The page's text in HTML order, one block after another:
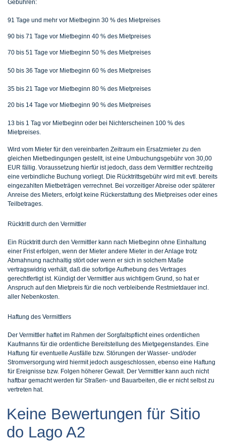
Gebühren:
91 Tage und mehr vor Mietbeginn 30 % des Mietpreises
90 bis 71 Tage vor Mietbeginn 40 % des Mietpreises
70 bis 51 Tage vor Mietbeginn 50 % des Mietpreises
50 bis 36 Tage vor Mietbeginn 60 % des Mietpreises
35 bis 21 Tage vor Mietbeginn 80 % des Mietpreises
20 bis 14 Tage vor Mietbeginn 90 % des Mietpreises
13 bis 1 Tag vor Mietbeginn oder bei Nichterscheinen 100 % des
Mietpreises.
Wird vom Mieter für den vereinbarten Zeitraum ein Ersatzmieter zu den
gleichen Mietbedingungen gestellt, ist eine Umbuchungsgebühr von 30,00
EUR fällig. Voraussetzung hierfür ist jedoch, dass dem Vermittler rechtzeitig
eine verbindliche Buchung vorliegt. Die Rücktrittsgebühr wird mit evtl. bereits
eingezahlten Mietbeträgen verrechnet. Bei vorzeitiger Abreise oder späterer
Anreise des Mieters, erfolgt keine Rückerstattung des Mietpreises oder eines
Teilbetrages.
Rücktritt durch den Vermittler
Ein Rücktritt durch den Vermittler kann nach Mietbeginn ohne Einhaltung
einer Frist erfolgen, wenn der Mieter andere Mieter in der Anlage trotz
Abmahnung nachhaltig stört oder wenn er sich in solchem Maße
vertragswidrig verhält, daß die sofortige Aufhebung des Vertrages
gerechtfertigt ist. Kündigt der Vermittler aus wichtigem Grund, so hat er
Anspruch auf den Mietpreis für die noch verbleibende Restmietdauer incl.
aller Nebenkosten.
Haftung des Vermittlers
Der Vermittler haftet im Rahmen der Sorgfaltspflicht eines ordentlichen
Kaufmanns für die ordentliche Bereitstellung des Mietgegenstandes. Eine
Haftung für eventuelle Ausfälle bzw. Störungen der Wasser- und/oder
Stromversorgung wird hiermit jedoch ausgeschlossen, ebenso eine Haftung
für Ereignisse bzw. Folgen höherer Gewalt. Der Vermittler kann auch nicht
haftbar gemacht werden für Straßen- und Bauarbeiten, die er nicht selbst zu
vertreten hat.
Keine Bewertungen für Sitio
do Lago A2